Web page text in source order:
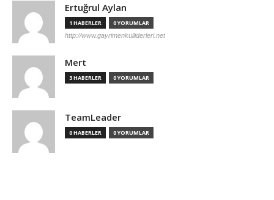
Ertuğrul Aylan
1 HABERLER 0 YORUMLAR
http://www.gayrimenkulliderleri.net
Mert
3 HABERLER 0 YORUMLAR
TeamLeader
0 HABERLER 0 YORUMLAR